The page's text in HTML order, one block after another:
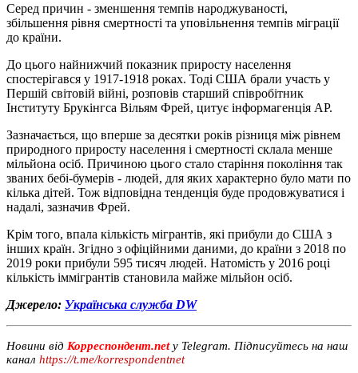
Серед причин - зменшення темпів народжуваності,
збільшення рівня смертності та уповільнення темпів міграції
до країни.
До цього найнижчий показник приросту населення
спостерігався у 1917-1918 роках. Тоді США брали участь у
Першій світовій війні, розповів старший співробітник
Інституту Брукінгса Вільям Фрей, цитує інформагенція АР.
Зазначається, що вперше за десятки років різниця між рівнем
природного приросту населення і смертності склала менше
мільйона осіб. Причиною цього стало старіння покоління так
званих бебі-бумерів - людей, для яких характерно було мати по
кілька дітей. Тож відповідна тенденція буде продовжуватися і
надалі, зазначив Фрей.
Крім того, впала кількість мігрантів, які прибули до США з
інших країн. Згідно з офіційними даними, до країни з 2018 по
2019 роки прибули 595 тисяч людей. Натомість у 2016 році
кількість іммігрантів становила майже мільйон осіб.
Джерело: Українська служба DW
Новини від Корреспондент.netу Telegram. Підписуйтесь на наш
канал https://t.me/korrespondentnet